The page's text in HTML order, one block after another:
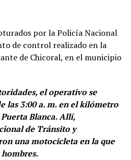
por la Policía Nacional
de control realizado en la
de Chicoral, en el municipio
el operativo se
las 3:00 a. m. en el kilómetro
Blanca. Allí,
de Tránsito y
una motocicleta en la que